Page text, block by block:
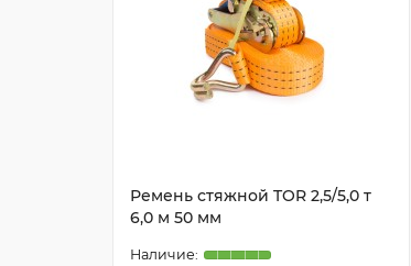
Ремень стяжной TOR 2,5/5,0 т
6,0 м 50 мм